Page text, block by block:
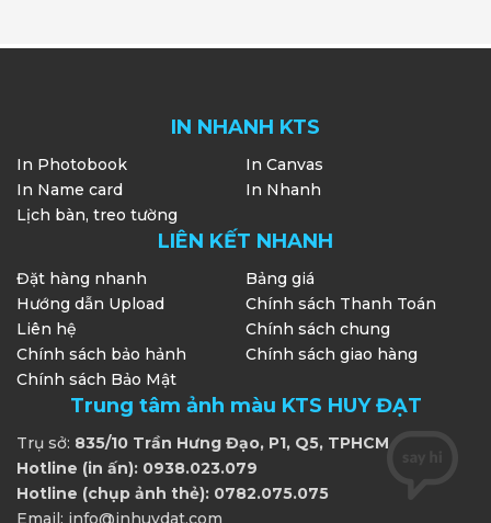
IN NHANH KTS
In Photobook
In Canvas
In Name card
In Nhanh
Lịch bàn, treo tường
LIÊN KẾT NHANH
Đặt hàng nhanh
Bảng giá
Hướng dẫn Upload
Chính sách Thanh Toán
Liên hệ
Chính sách chung
Chính sách bảo hảnh
Chính sách giao hàng
Chính sách Bảo Mật
Trung tâm ảnh màu KTS HUY ĐẠT
Trụ sở: 835/10 Trần Hưng Đạo, P1, Q5, TPHCM
Hotline (in ấn): 0938.023.079
Hotline (chụp ảnh thẻ): 0782.075.075
Email: info@inhuydat.com